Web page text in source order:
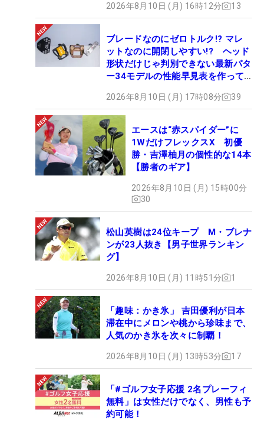
2026年8月10日 (月) 16時12分 13
ブレードなのにゼロトルク!? マレ
ットなのに開閉しやすい!? ヘッド
形状だけじゃ判別できない最新パタ
ー34モデルの性能早見表を作って
2026年8月10日 (月) 17時08分 39
エースは“赤スパイダー”に
1WだけフレックスX 初優
勝・吉澤柚月の個性的な14本
【勝者のギア】
2026年8月10日 (月) 15時00分
30
松山英樹は24位キープ M・ブレナ
ンが23人抜き【男子世界ランキン
グ】
2026年8月10日 (月) 11時51分 1
「趣味：かき氷」 吉田優利が日本
滞在中にメロンや桃から珍味まで、
人気のかき氷を次々に制覇！
2026年8月10日 (月) 13時53分 17
「#ゴルフ女子応援 2名プレーフィ
無料」は女性だけでなく、男性も予
約可能！